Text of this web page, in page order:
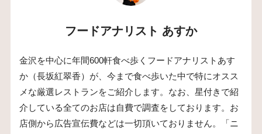
フードアナリスト あすか
金沢を中心に年間600軒食べ歩くフードアナリストあす
か（長坂紅翠香）が、今まで食べ歩いた中で特にオスス
メな厳選レストランをご紹介します。なお、星付きで紹
介している全てのお店は自費で調査をしております。お
店側から広告宣伝費などは一切頂いておりません。「ニ